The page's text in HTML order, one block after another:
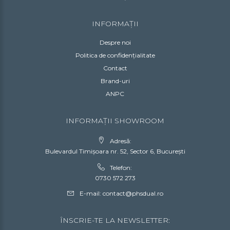
INFORMAȚII
Despre noi
Politica de confidențialitate
Contact
Brand-uri
ANPC
INFORMAȚII SHOWROOM
Adresă:
Bulevardul Timișoara nr. 52, Sector 6, București
Telefon:
0730 572 273
E-mail: contact@phsdual.ro
ÎNSCRIE-TE LA NEWSLETTER: